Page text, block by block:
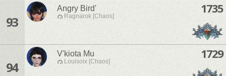
93
Angry Bird'
Ragnarok [Chaos]
1735
94
V'kiota Mu
Louisoix [Chaos]
1729